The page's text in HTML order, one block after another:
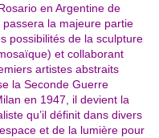
en Argentine de
la majeure partie
possibilités de la sculpture
et collaborant
artistes abstraits
la Seconde Guerre
en 1947, il devient la
qu’il définit dans divers
et de la lumière pour